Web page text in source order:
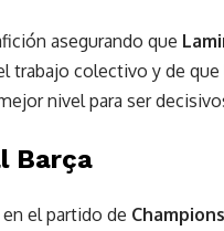
asegurando que
trabajo colectivo y de
nivel para ser
Barça
el partido de Champions